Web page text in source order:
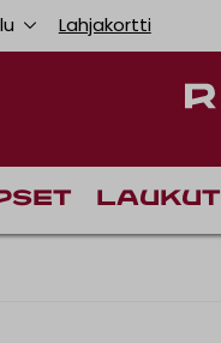
Lahjakortti
Laukut